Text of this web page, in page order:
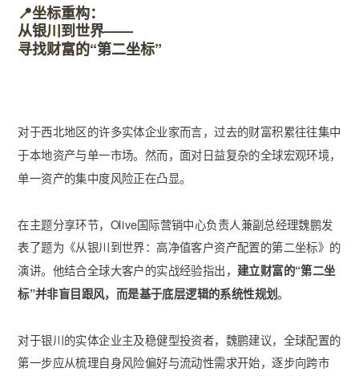
📍坐标重构：
从银川到世界——
寻找财富的“第二坐标”
对于西北地区的许多实体企业家而言，过去的财富积累往往集中
于本地资产与单一市场。然而，面对日益复杂的全球宏观环境，
单一资产的集中度风险正在凸显。
在主题分享环节，Olive国际营销中心负责人兼副总经理魏鹏发
表了题为《从银川到世界：高净值客户资产配置的第二坐标》的
演讲。他结合全球大客户的实战经验指出， 建立财富的“第二坐
标”并非盲目跟风，而是基于底层逻辑的系统性规划。
对于银川的实体企业主及稳健型投资者，魏鹏建议，全球配置的
第一步应从梳理自身风险偏好与流动性需求开始，逐步向跨市